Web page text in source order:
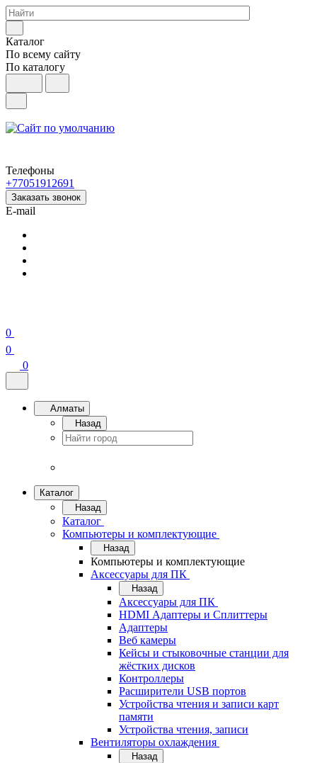
Каталог
По всему сайту
По каталогу
Телефоны
+77051912691
Заказать звонок
E-mail
0
0
0
Алматы
Назад
Каталог
Назад
Каталог
Компьютеры и комплектующие
Назад
Компьютеры и комплектующие
Аксессуары для ПК
Назад
Аксессуары для ПК
HDMI Адаптеры и Сплиттеры
Адаптеры
Веб камеры
Кейсы и стыковочные станции для
жёстких дисков
Контроллеры
Расширители USB портов
Устройства чтения и записи карт
памяти
Устройства чтения, записи
Вентиляторы охлаждения
Назад